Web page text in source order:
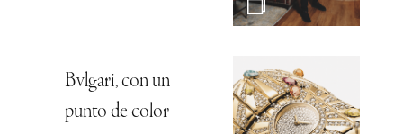
Bvlgari, con un
punto de color